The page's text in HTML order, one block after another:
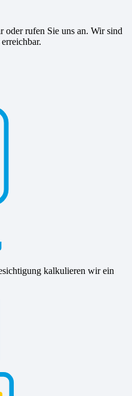
oder rufen Sie uns an. Wir sind
kalkulieren wir ein